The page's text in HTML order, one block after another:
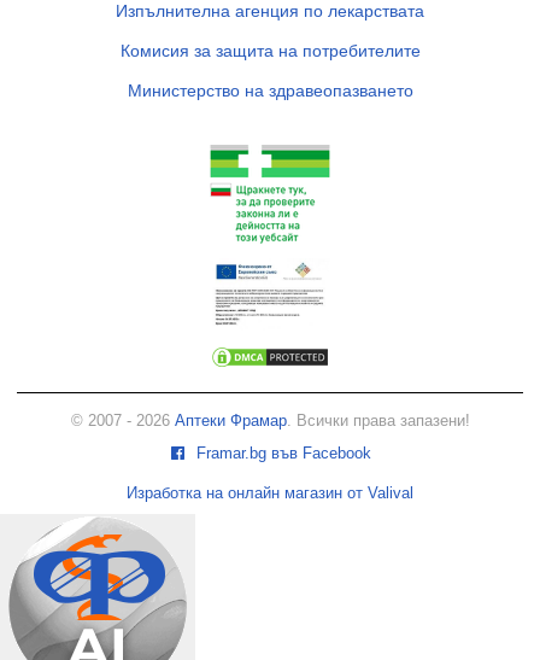
Изпълнителна агенция по лекарствата
Комисия за защита на потребителите
Министерство на здравеопазването
© 2007 - 2026 Аптеки Фрамар. Всички права запазени!
Framar.bg във Facebook
Изработка на онлайн магазин от Valival